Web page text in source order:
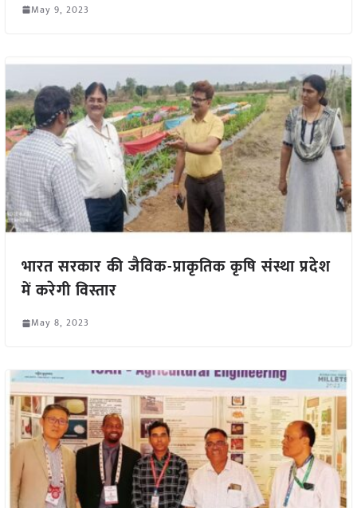
May 9, 2023
भारत सरकार की जैविक-प्राकृतिक कृषि संस्था प्रदेश
में करेगी विस्तार
May 8, 2023